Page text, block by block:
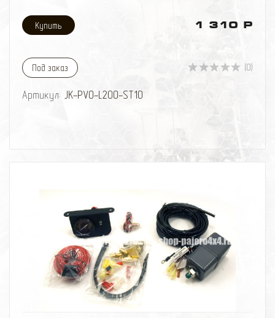
1 310 Р
Под заказ (0)
Артикул: JK-PVO-L200-ST10